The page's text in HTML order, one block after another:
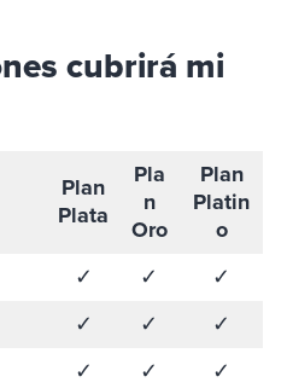
cubrirá mi
Plan
Plata
Pla
n
Oro
Plan
Platin
o
✓ ✓
✓
✓ ✓
✓
✓ ✓
✓